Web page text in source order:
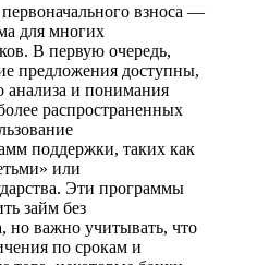
взноса —
для многих
В первую очередь,
предложения доступны,
анализа и понимания
распространенных
поддержки, таких как
или
Эти программы
займ без
но важно учитывать, что
по срокам и